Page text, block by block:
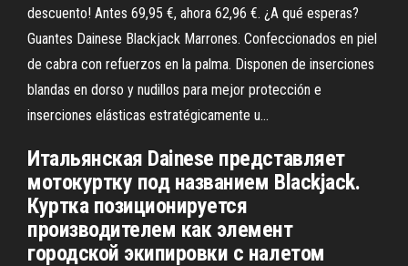
descuento! Antes 69,95 €, ahora 62,96 €. ¿A qué esperas?
Guantes Dainese Blackjack Marrones. Confeccionados en piel
de cabra con refuerzos en la palma. Disponen de inserciones
blandas en dorso y nudillos para mejor protección e
inserciones elásticas estratégicamente u...
Итальянская Dainese представляет
мотокуртку под названием Blackjack.
Куртка позиционируется
производителем как элемент
городской экипировки с налетом